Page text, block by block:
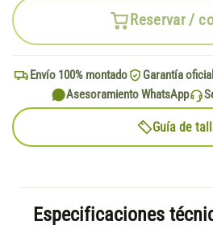
Reservar /
Envío 100% montado Garantía oficial
Asesoramiento WhatsApp
Guía de
Especificaciones